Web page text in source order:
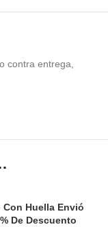
contra entrega,
Con Huella Envió
De Descuento